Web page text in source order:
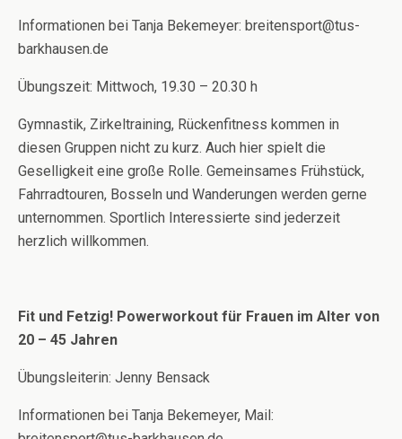
Informationen bei Tanja Bekemeyer: breitensport@tus-
barkhausen.de
Übungszeit: Mittwoch, 19.30 – 20.30 h
Gymnastik, Zirkeltraining, Rückenfitness kommen in
diesen Gruppen nicht zu kurz. Auch hier spielt die
Geselligkeit eine große Rolle. Gemeinsames Frühstück,
Fahrradtouren, Bosseln und Wanderungen werden gerne
unternommen. Sportlich Interessierte sind jederzeit
herzlich willkommen.
Fit und Fetzig! Powerworkout für Frauen im Alter von
20 – 45 Jahren
Übungsleiterin: Jenny Bensack
Informationen bei Tanja Bekemeyer, Mail: